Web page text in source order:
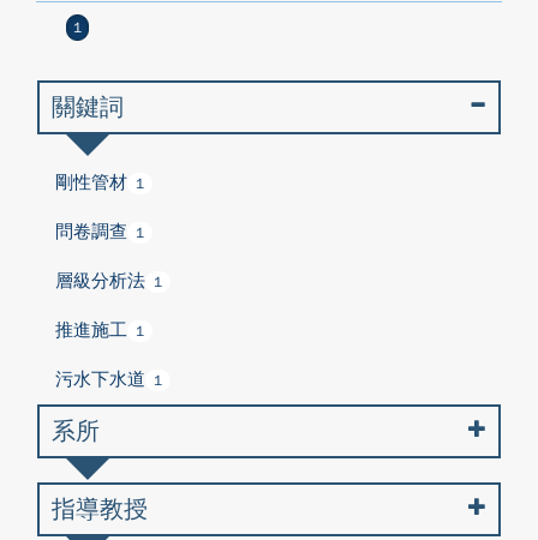
1
關鍵詞
剛性管材 1
問卷調查 1
層級分析法 1
推進施工 1
污水下水道 1
系所
指導教授